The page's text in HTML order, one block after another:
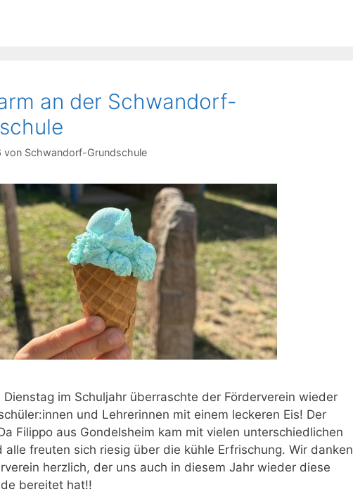
an der Schwandorf-
von Schwandorf-Grundschule
Dienstag im Schuljahr überraschte der Förderverein wieder
und Lehrerinnen mit einem leckeren Eis! Der
Filippo aus Gondelsheim kam mit vielen unterschiedlichen
alle freuten sich riesig über die kühle Erfrischung. Wir danken
herzlich, der uns auch in diesem Jahr wieder diese
bereitet hat!!